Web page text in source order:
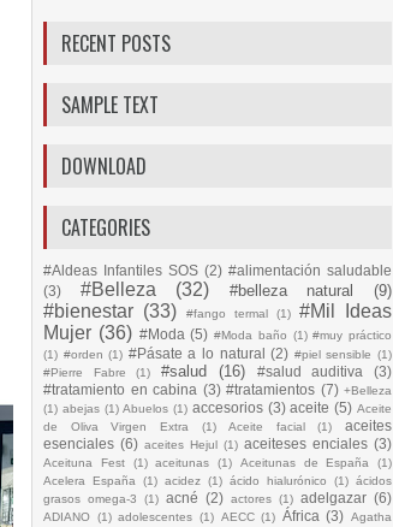
RECENT POSTS
SAMPLE TEXT
DOWNLOAD
CATEGORIES
#Aldeas Infantiles SOS (2) #alimentación saludable
(3)
#Belleza (32) #belleza natural (9)
#bienestar (33) #fango termal (1)
#Mil Ideas
Mujer (36) #Moda (5) #Moda baño (1) #muy práctico
(1) #orden (1) #Pásate a lo natural (2) #piel sensible (1)
#Pierre Fabre
(1) #salud (16) #salud auditiva
(3)
#tratamiento en cabina (3) #tratamientos (7) +Belleza
(1) abejas (1) Abuelos (1) accesorios (3) aceite (5) Aceite
de Oliva Virgen Extra
(1) Aceite facial (1)
aceites
esenciales (6) aceites Hejul (1) aceiteses enciales (3)
Aceituna Fest (1) aceitunas (1) Aceitunas de España
(1)
Acelera España (1) acidez (1) ácido hialurónico (1) ácidos
grasos omega-3
(1) acné (2) actores (1) adelgazar (6)
ADIANO (1) adolescentes (1) AECC (1) África (3) Agatha